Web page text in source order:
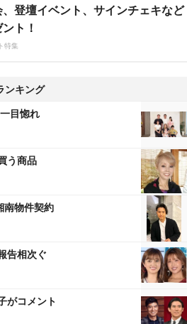
登壇イベント、サインチェキなど
ト！
特集
ンキング
目惚れ
う商品
南物件契約
告相次ぐ
がコメント